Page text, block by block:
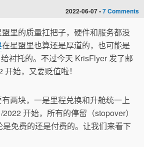
2022-06-07 •7 Comments
里的质量扛把子，硬件和服务都没
在星盟里也算还是厚道的，也可能是
衬托的。不过今天 KrisFlyer 发了邮
始，又要贬值啦！
两块，一是里程兑换和升舱统一上
开始，所有的停留（stopover）
免费的还是付费的。让我们来看下